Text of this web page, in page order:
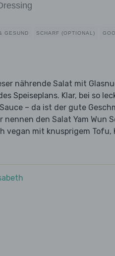
GESUND SCHARF (OPTIONAL)
nährende Salat mit
Speiseplans. Klar, bei so
– da ist der gute
den Salat Yam Wun
vegan mit knusprigem Tofu,